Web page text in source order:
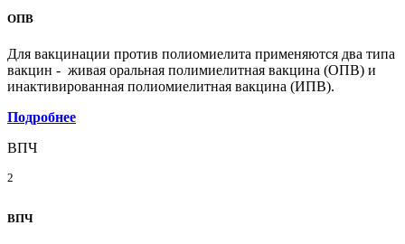
ОПВ
Для вакцинации против полиомиелита применяются два типа
вакцин - живая оральная полимиелитная вакцина (ОПВ) и
инактивированная полиомиелитная вакцина (ИПВ).
Подробнее
ВПЧ
2
ВПЧ